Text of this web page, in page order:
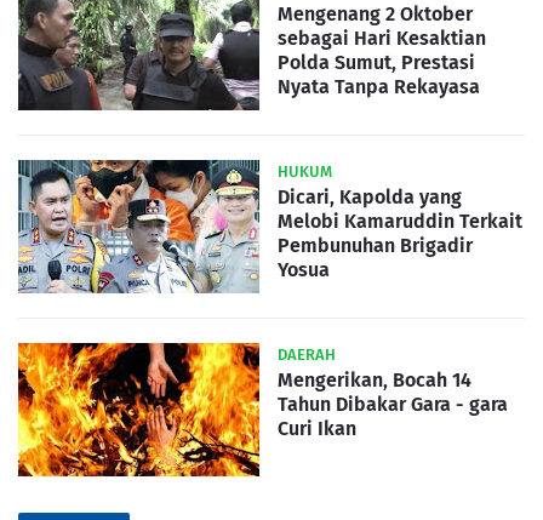
Mengenang 2 Oktober
sebagai Hari Kesaktian
Polda Sumut, Prestasi
Nyata Tanpa Rekayasa
HUKUM
Dicari, Kapolda yang
Melobi Kamaruddin Terkait
Pembunuhan Brigadir
Yosua
DAERAH
Mengerikan, Bocah 14
Tahun Dibakar Gara - gara
Curi Ikan